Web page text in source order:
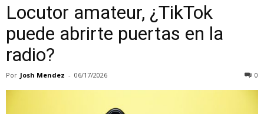
Locutor amateur, ¿TikTok
puede abrirte puertas en la
radio?
Por Josh Mendez - 06/17/2026 0